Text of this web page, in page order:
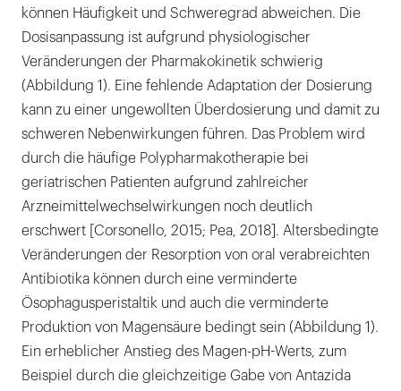
können Häufigkeit und Schweregrad abweichen. Die
Dosisanpassung ist aufgrund physiologischer
Veränderungen der Pharmakokinetik schwierig
(Abbildung 1). Eine fehlende Adaptation der Dosierung
kann zu einer ungewollten Überdosierung und damit zu
schweren Nebenwirkungen führen. Das Problem wird
durch die häufige Polypharmakotherapie bei
geriatrischen Patienten aufgrund zahlreicher
Arzneimittelwechselwirkungen noch deutlich
erschwert [Corsonello, 2015; Pea, 2018]. Altersbedingte
Veränderungen der Resorption von oral verabreichten
Antibiotika können durch eine verminderte
Ösophagusperistaltik und auch die verminderte
Produktion von Magensäure bedingt sein (Abbildung 1).
Ein erheblicher Anstieg des Magen-pH-Werts, zum
Beispiel durch die gleichzeitige Gabe von Antazida